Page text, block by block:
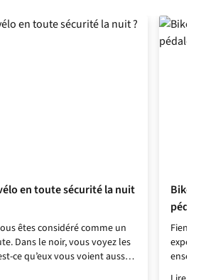
en toute sécurité la nuit
êtes considéré comme un
Dans le noir, vous voyez les
ce qu’eux vous voient aussi ?
pouvez veiller à votre
Fien a